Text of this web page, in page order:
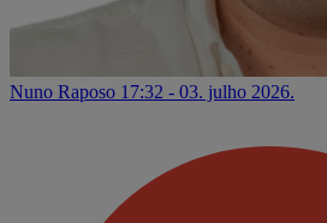
Nuno Raposo 17:32 - 03. julho 2026.